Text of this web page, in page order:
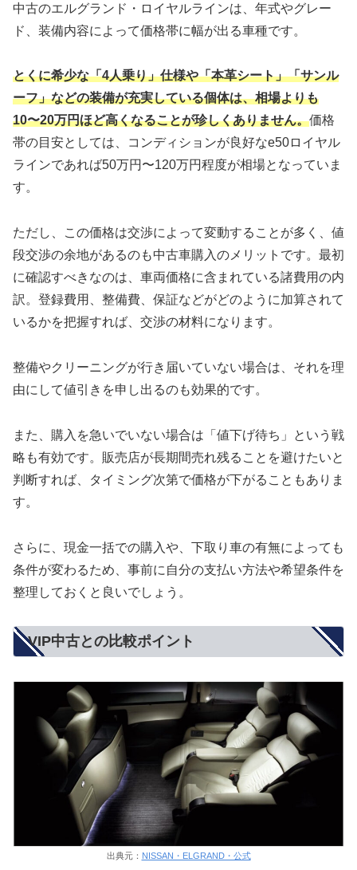
中古のエルグランド・ロイヤルラインは、年式やグレー
ド、装備内容によって価格帯に幅が出る車種です。
とくに希少な「4人乗り」仕様や「本革シート」「サンル
ーフ」などの装備が充実している個体は、相場よりも
10〜20万円ほど高くなることが珍しくありません。価格
帯の目安としては、コンディションが良好なe50ロイヤル
ラインであれば50万円〜120万円程度が相場となっていま
す。
ただし、この価格は交渉によって変動することが多く、値
段交渉の余地があるのも中古車購入のメリットです。最初
に確認すべきなのは、車両価格に含まれている諸費用の内
訳。登録費用、整備費、保証などがどのように加算されて
いるかを把握すれば、交渉の材料になります。
整備やクリーニングが行き届いていない場合は、それを理
由にして値引きを申し出るのも効果的です。
また、購入を急いでいない場合は「値下げ待ち」という戦
略も有効です。販売店が長期間売れ残ることを避けたいと
判断すれば、タイミング次第で価格が下がることもありま
す。
さらに、現金一括での購入や、下取り車の有無によっても
条件が変わるため、事前に自分の支払い方法や希望条件を
整理しておくと良いでしょう。
VIP中古との比較ポイント
出典元： NISSAN・ELGRAND・公式